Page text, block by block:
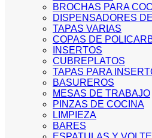
BROCHAS PARA
DISPENSADORES
TAPAS VARIAS
COPAS DE
INSERTOS
CUBREPLATOS
TAPAS PARA
BASUREROS
MESAS DE TRABAJO
PINZAS DE COCINA
LIMPIEZA
BARES